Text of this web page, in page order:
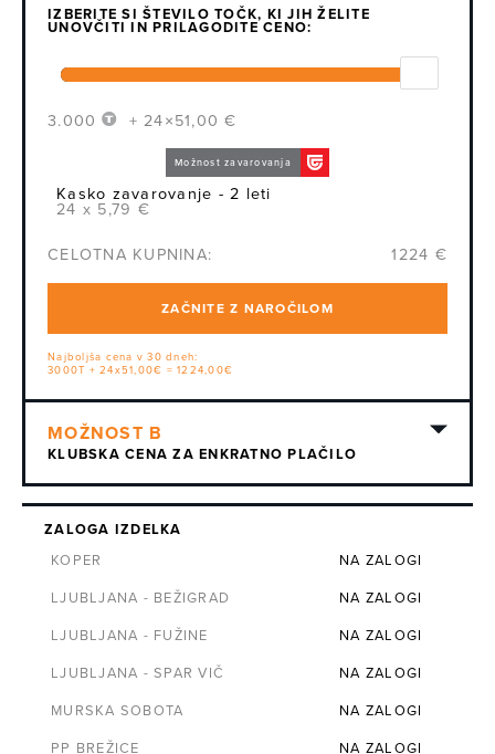
IZBERITE SI ŠTEVILO TOČK, KI JIH ŽELITE
UNOVČITI IN PRILAGODITE CENO:
3.000 + 24×51,00 €
Možnost zavarovanja
Kasko zavarovanje - 2 leti
24 x 5,79 €
CELOTNA KUPNINA: 1224 €
ZAČNITE Z NAROČILOM
Najboljša cena v 30 dneh:
3000T + 24x51,00€ = 1224,00€
KLUBSKA CENA ZA ENKRATNO PLAČILO
ZALOGA IZDELKA
KOPER
NA ZALOGI
LJUBLJANA - BEŽIGRAD NA ZALOGI
LJUBLJANA - FUŽINE NA ZALOGI
LJUBLJANA - SPAR VIČ NA ZALOGI
MURSKA SOBOTA NA ZALOGI
PP BREŽICE NA ZALOGI